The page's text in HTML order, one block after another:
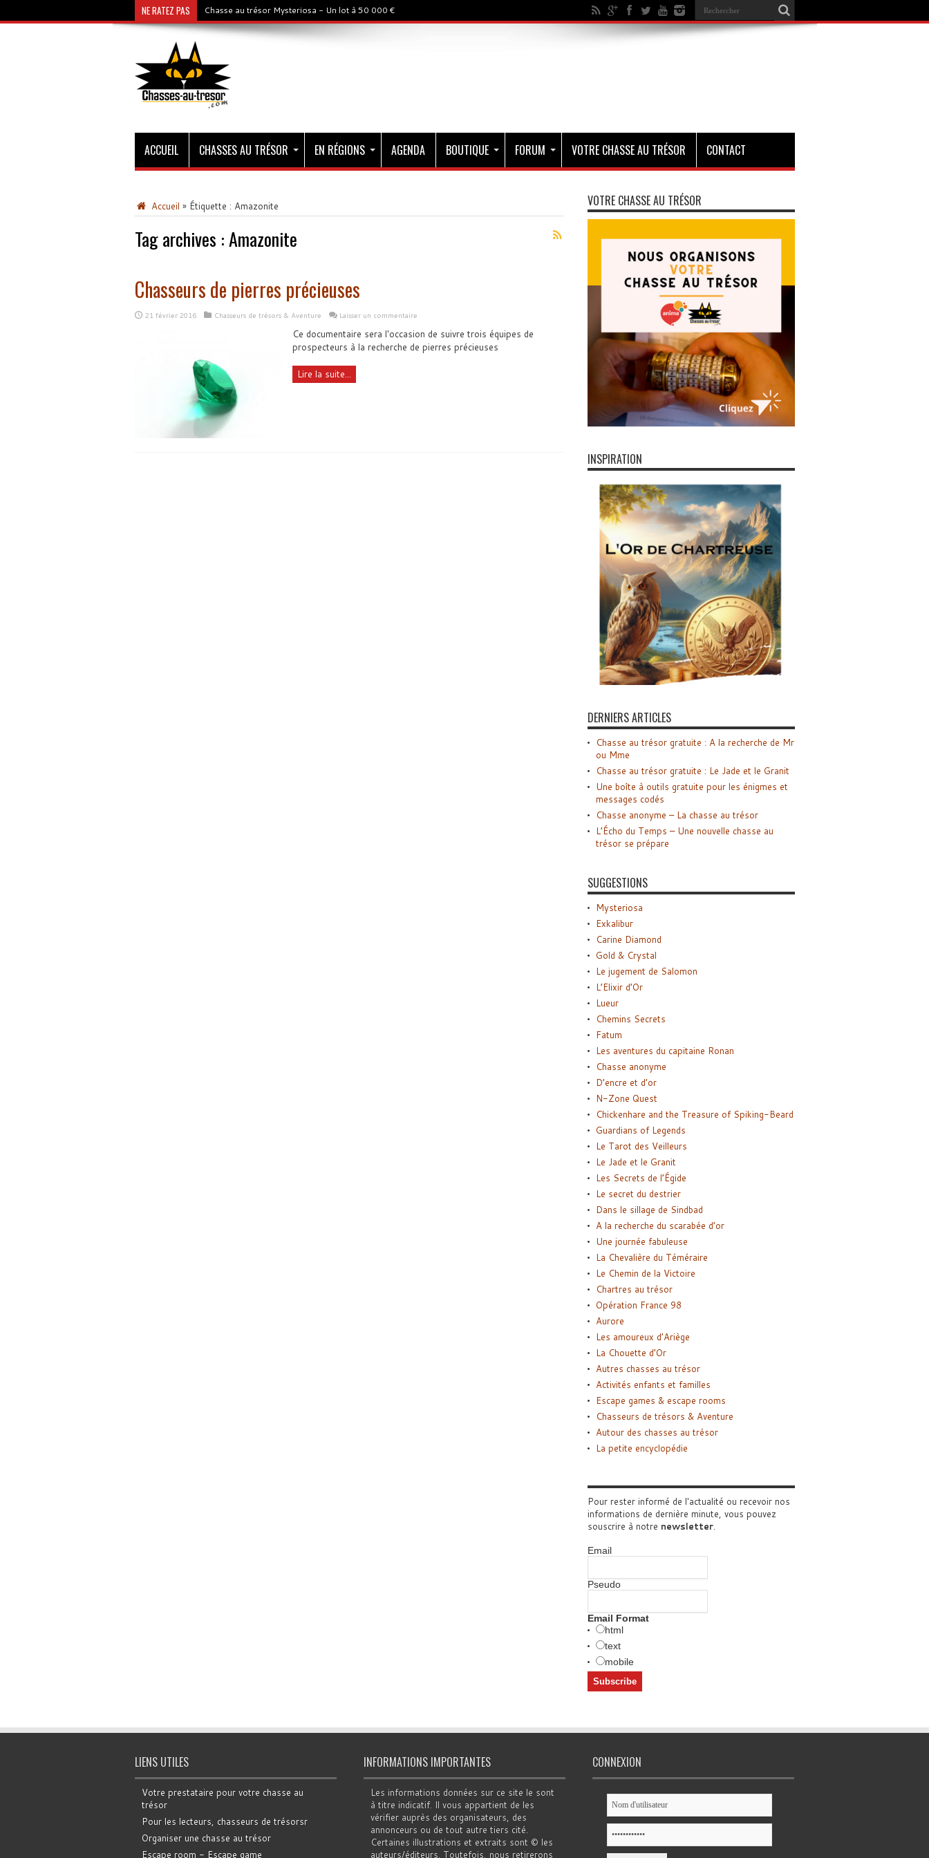
NE RATEZ PAS Chasse au trésor Mysteriosa - Un lot à 50 000 €
ACCUEIL CHASSES AU TRÉSOR EN RÉGIONS AGENDA BOUTIQUE FORUM VOTRE CHASSE AU TRÉSOR CONTACT
Accueil » Étiquette : Amazonite
Tag archives :Amazonite
Chasseurs de pierres précieuses
21 février 2016 Chasseurs de trésors & Aventure Laisser un commentaire
Ce documentaire sera l'occasion de suivre trois équipes de
prospecteurs à la recherche de pierres précieuses
Lire la suite...
VOTRE CHASSE AU TRÉSOR
INSPIRATION
DERNIERS ARTICLES
Chasse au trésor gratuite : A la recherche de Mr
ou Mme
Chasse au trésor gratuite : Le Jade et le Granit
Une boîte à outils gratuite pour les énigmes et
messages codés
Chasse anonyme – La chasse au trésor
L’Écho du Temps – Une nouvelle chasse au
trésor se prépare
SUGGESTIONS
Mysteriosa
Exkalibur
Carine Diamond
Gold & Crystal
Le jugement de Salomon
L’Elixir d’Or
Lueur
Chemins Secrets
Fatum
Les aventures du capitaine Ronan
Chasse anonyme
D’encre et d’or
N-Zone Quest
Chickenhare and the Treasure of Spiking-Beard
Guardians of Legends
Le Tarot des Veilleurs
Le Jade et le Granit
Les Secrets de l’Égide
Le secret du destrier
Dans le sillage de Sindbad
A la recherche du scarabée d’or
Une journée fabuleuse
La Chevalière du Téméraire
Le Chemin de la Victoire
Chartres au trésor
Opération France 98
Aurore
Les amoureux d’Ariège
La Chouette d’Or
Autres chasses au trésor
Activités enfants et familles
Escape games & escape rooms
Chasseurs de trésors & Aventure
Autour des chasses au trésor
La petite encyclopédie
Pour rester informé de l'actualité ou recevoir nos
informations de dernière minute, vous pouvez
souscrire à notre newsletter.
Email
Pseudo
Email Format
html
text
mobile
LIENS UTILES
Votre prestataire pour votre chasse au
trésor
Pour les lecteurs, chasseurs de trésorsr
Organiser une chasse au trésor
Escape room - Escape game
INFORMATIONS IMPORTANTES
Les informations données sur ce site le sont
à titre indicatif. Il vous appartient de les
vérifier auprès des organisateurs, des
annonceurs ou de tout autre tiers cité.
Certaines illustrations et extraits sont © les
auteurs/éditeurs. Toutefois, nous retirerons
CONNEXION